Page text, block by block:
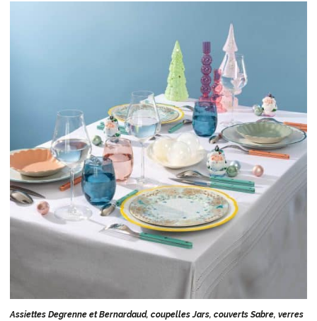
Assiettes Degrenne et Bernardaud, coupelles Jars, couverts Sabre, verres